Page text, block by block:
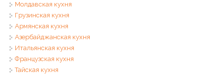
Молдавская кухня
Грузинская кухня
Армянская кухня
Азербайджанская кухня
Итальянская кухня
Французская кухня
Тайская кухня